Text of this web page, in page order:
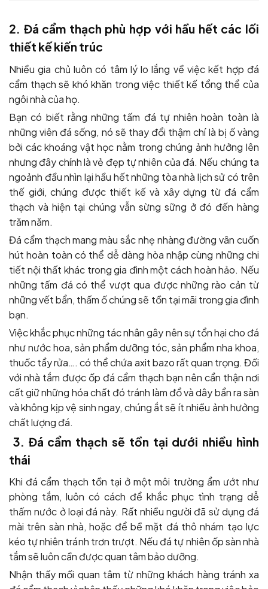
2. Đá cẩm thạch phù hợp với hầu hết các lối
thiết kế kiến trúc
Nhiều gia chủ luôn có tâm lý lo lắng về việc kết hợp đá
cẩm thạch sẽ khó khăn trong việc thiết kế tổng thể của
ngôi nhà của họ.
Bạn có biết rằng những tấm đá tự nhiên hoàn toàn là
những viên đá sống, nó sẽ thay đổi thậm chí là bị ố vàng
bởi các khoáng vật học nằm trong chúng ảnh hưởng lên
nhưng đây chính là vẻ đẹp tự nhiên của đá. Nếu chúng ta
ngoảnh đầu nhìn lại hầu hết những tòa nhà lịch sử có trên
thế giới, chúng được thiết kế và xây dựng từ đá cẩm
thạch và hiện tại chúng vẫn sừng sững ở đó đến hàng
trăm năm.
Đá cẩm thạch mang màu sắc nhẹ nhàng đường vân cuốn
hút hoàn toàn có thể dễ dàng hòa nhập cùng những chi
tiết nội thất khác trong gia đình một cách hoàn hảo. Nếu
những tấm đá có thể vượt qua được những rào cản từ
những vết bẩn, thấm ố chúng sẽ tồn tại mãi trong gia đình
bạn.
Việc khắc phục những tác nhân gây nên sự tổn hại cho đá
như nước hoa, sản phẩm dưỡng tóc, sản phẩm nha khoa,
thuốc tẩy rửa…. có thể chứa axit bazo rất quan trọng. Đối
với nhà tắm được ốp đá cẩm thạch bạn nên cẩn thận nơi
cất giữ những hóa chất đó tránh làm đổ và dây bẩn ra sàn
và không kịp vệ sinh ngay, chúng ắt sẽ ít nhiều ảnh hưởng
chất lượng đá.
3. Đá cẩm thạch sẽ tồn tại dưới nhiều hình
thái
Khi đá cẩm thạch tồn tại ở một môi trường ẩm ướt như
phòng tắm, luôn có cách để khắc phục tình trạng dễ
thấm nước ở loại đá này. Rất nhiều người đã sử dụng đá
mài trên sàn nhà, hoặc để bề mặt đá thô nhám tạo lực
kéo tự nhiên tránh trơn trượt. Nếu đá tự nhiên ốp sàn nhà
tắm sẽ luôn cần được quan tâm bảo dưỡng.
Nhận thấy mối quan tâm từ những khách hàng tránh xa